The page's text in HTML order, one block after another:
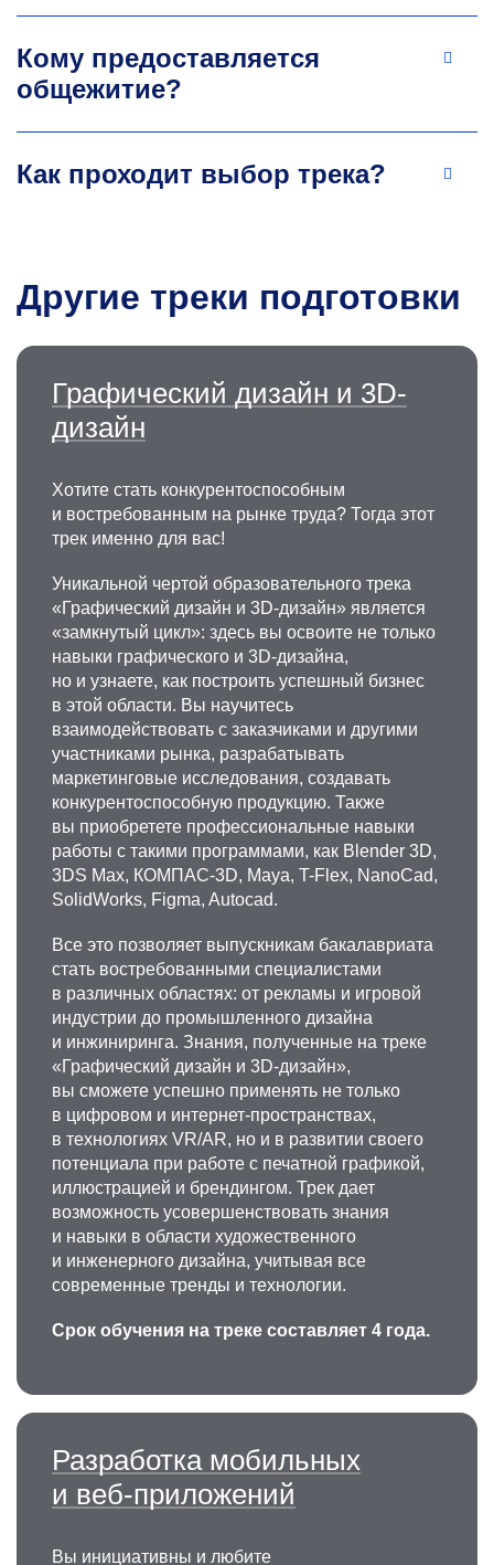
Кому предоставляется
общежитие?
Как проходит выбор трека?
Другие треки подготовки
Графический дизайн и 3D-
дизайн
Хотите стать конкурентоспособным
и востребованным на рынке труда? Тогда этот
трек именно для вас!
Уникальной чертой образовательного трека
«Графический дизайн и 3D-дизайн» является
«замкнутый цикл»: здесь вы освоите не только
навыки графического и 3D-дизайна,
но и узнаете, как построить успешный бизнес
в этой области. Вы научитесь
взаимодействовать с заказчиками и другими
участниками рынка, разрабатывать
маркетинговые исследования, создавать
конкурентоспособную продукцию. Также
вы приобретете профессиональные навыки
работы с такими программами, как Blender 3D,
3DS Max, КОМПАС-3D, Maya, T-Flex, NanoCad,
SolidWorks, Figma, Autocad.
Все это позволяет выпускникам бакалавриата
стать востребованными специалистами
в различных областях: от рекламы и игровой
индустрии до промышленного дизайна
и инжиниринга. Знания, полученные на треке
«Графический дизайн и 3D-дизайн»,
вы сможете успешно применять не только
в цифровом и интернет-пространствах,
в технологиях VR/AR, но и в развитии своего
потенциала при работе с печатной графикой,
иллюстрацией и брендингом. Трек дает
возможность усовершенствовать знания
и навыки в области художественного
и инженерного дизайна, учитывая все
современные тренды и технологии.
Срок обучения на треке составляет 4 года.
Разработка мобильных
и веб-приложений
Вы инициативны и любите